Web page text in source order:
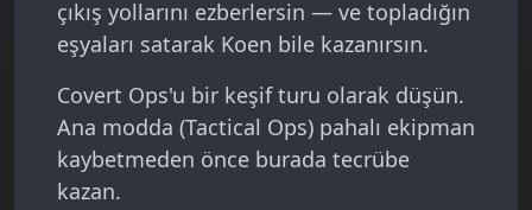
çıkış yollarını ezberlersin — ve topladığın
eşyaları satarak Koen bile kazanırsın.
Covert Ops'u bir keşif turu olarak düşün.
Ana modda (Tactical Ops) pahalı ekipman
kaybetmeden önce burada tecrübe
kazan.